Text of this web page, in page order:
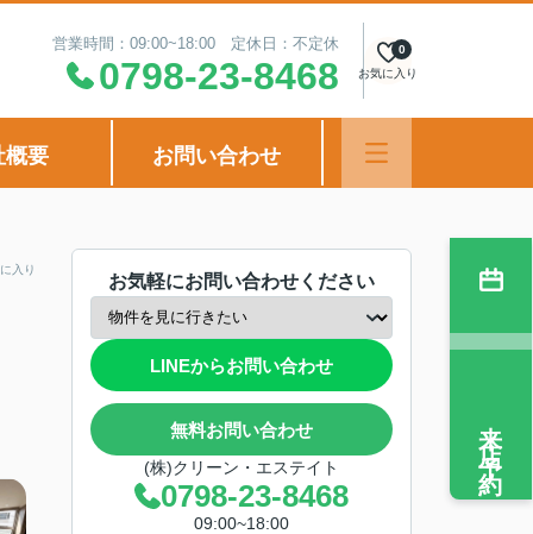
営業時間：09:00~18:00 定休日：不定休
0798-23-8468 お気に入り
0
概要 お問い合わせ
入り
お気軽にお問い合わせください
LINEからお問い合わせ
無料お問い合わせ
(株)クリーン・エステイト
0798-23-8468
09:00~18:00
来店予約